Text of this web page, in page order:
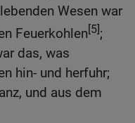
Wesen war
Feuerkohlen[5];
das, was
hin- und herfuhr;
und aus dem